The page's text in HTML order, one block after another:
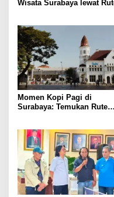
Wisata Surabaya lewat
Momen Kopi Pagi di
Surabaya: Temukan Rute